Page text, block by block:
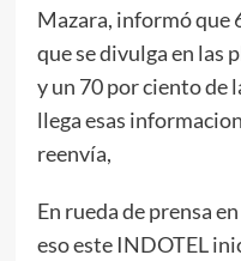
Mazara, informó que
que se divulga en las
y un 70 por ciento de
llega esas
reenvía,
En rueda de prensa
eso este INDOTEL